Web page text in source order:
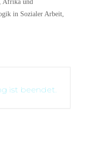
Afrika und
in Sozialer Arbeit,
ist beendet.